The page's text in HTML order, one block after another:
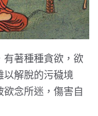
有著種種貪欲，欲
以解脫的污穢境
念所迷，傷害自